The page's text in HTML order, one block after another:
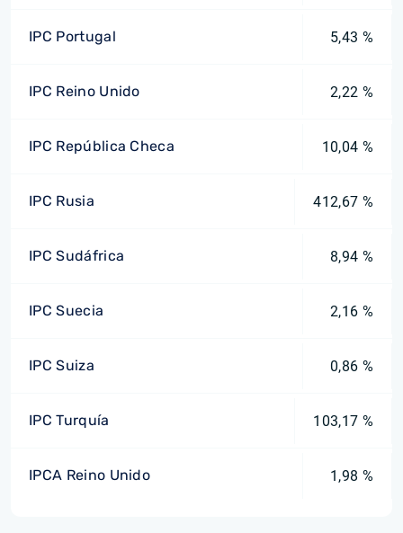
IPC Portugal 5,43 %
IPC Reino Unido 2,22 %
IPC República Checa 10,04 %
IPC Rusia 412,67 %
IPC Sudáfrica 8,94 %
IPC Suecia 2,16 %
IPC Suiza 0,86 %
IPC Turquía 103,17 %
IPCA Reino Unido 1,98 %